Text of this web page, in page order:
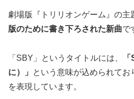
劇場版『トリリオンゲーム』の主
版のために書き下ろされた新曲で
「SBY」というタイトルには、
に）」
という意味が込められてお
を表現しています。